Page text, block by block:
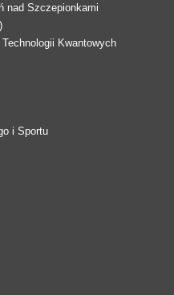
nad Szczepionkami
Kwantowych
i Sportu